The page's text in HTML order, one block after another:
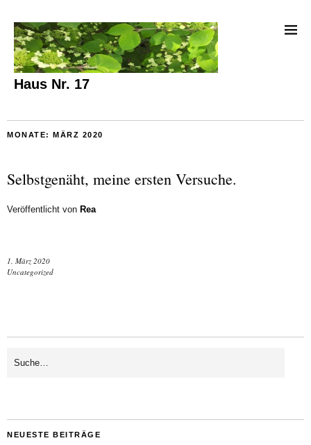
Haus Nr. 17
MONATE: MÄRZ 2020
Selbstgenäht, meine ersten Versuche.
Veröffentlicht von Rea
1. März 2020
Uncategorized
NEUESTE BEITRÄGE